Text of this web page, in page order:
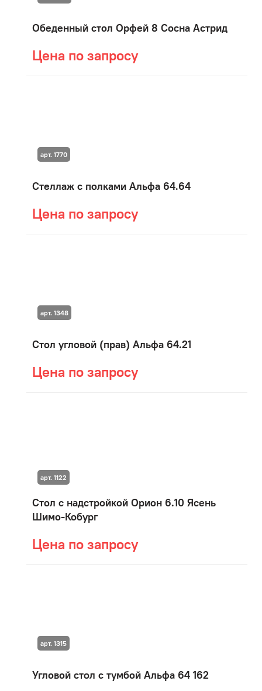
Обеденный стол Орфей 8 Сосна Астрид
Цена по запросу
Стеллаж с полками Альфа 64.64
Цена по запросу
арт. 1770
Стол угловой (прав) Альфа 64.21
Цена по запросу
арт. 1348
Стол с надстройкой Орион 6.10 Ясень
Шимо-Кобург
Цена по запросу
арт. 1122
Угловой стол с тумбой Альфа 64 162
арт. 1315